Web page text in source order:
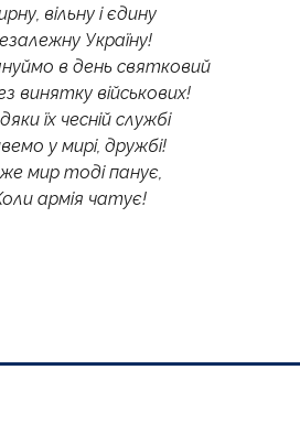
вільну і єдину
Україну!
в день святковий
винятку військових!
їх чесній службі
у мирі, дружбі!
мир тоді панує,
армія чатує!